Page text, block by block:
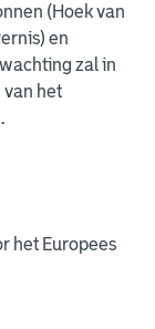
(Hoek van
en
zal in
van het
het Europees